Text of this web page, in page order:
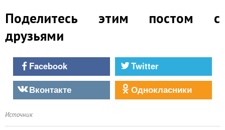
Поделитесь этим постом с
друзьями
Facebook
Twitter
Вконтакте
Однокласники
Источник